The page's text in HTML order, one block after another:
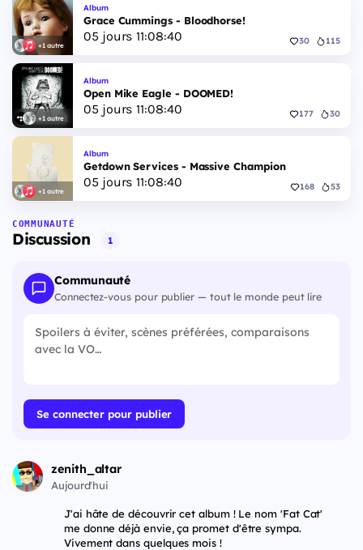
+1 autre
Album
Grace Cummings - Bloodhorse!
05 jours 11:08:39 30 115
+1 autre
Album
Open Mike Eagle - DOOMED!
05 jours 11:08:39 177 30
+1 autre
Album
Getdown Services - Massive Champion
05 jours 11:08:39 168 53
COMMUNAUTÉ
Discussion 1
Communauté
Connectez-vous pour publier — tout le monde peut lire
Se connecter pour publier
zenith_altar
Aujourd'hui
J'ai hâte de découvrir cet album ! Le nom 'Fat Cat'
me donne déjà envie, ça promet d'être sympa.
Vivement dans quelques mois !